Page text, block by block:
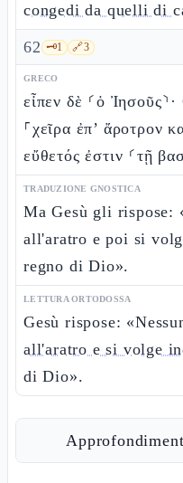
congedi da quelli di
62 🗝️1 🔗3
GRECO
εἶπεν δὲ ⸂ὁ
⸀χεῖρα ἐπ’ ἄροτρον
εὔθετός ἐστιν ⸂τῇ
TRADUZIONE GNOSTICA
Ma Gesù gli rispose:
all'aratro e poi si
regno di Dio».
LETTURA ORTODOSSA
Gesù rispose:
all'aratro e si volge
di Dio».